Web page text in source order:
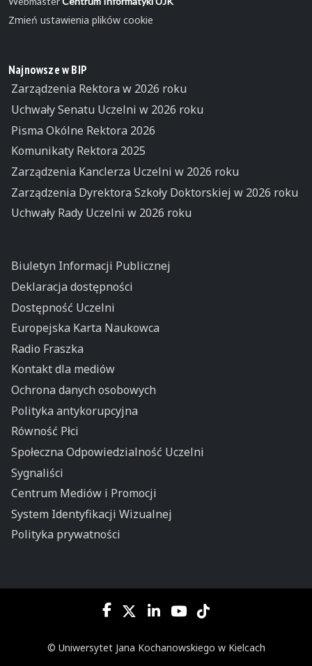
Zmień ustawienia plików cookie
Najnowsze w BIP
Zarządzenia Rektora w 2026 roku
Uchwały Senatu Uczelni w 2026 roku
Pisma Okólne Rektora 2026
Komunikaty Rektora 2025
Zarządzenia Kanclerza Uczelni w 2026 roku
Zarządzenia Dyrektora Szkoły Doktorskiej w 2026 roku
Uchwały Rady Uczelni w 2026 roku
Biuletyn Informacji Publicznej
Deklaracja dostępności
Dostępność Uczelni
Europejska Karta Naukowca
Radio Fraszka
Kontakt dla mediów
Ochrona danych osobowych
Polityka antykorupcyjna
Równość Płci
Społeczna Odpowiedzialność Uczelni
Sygnaliści
Centrum Mediów i Promocji
System Identyfikacji Wizualnej
Polityka prywatności
© Uniwersytet Jana Kochanowskiego w Kielcach